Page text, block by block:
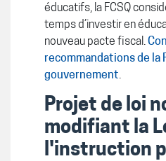
éducatifs, la FCSQ
temps d’investir en
nouveau pacte fiscal.
recommandations de la
gouvernement.
Projet de loi
modifiant la
l'instruction